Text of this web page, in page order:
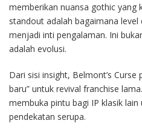
memberikan nuansa gothic yang
standout adalah bagaimana
menjadi inti pengalaman. Ini
adalah evolusi.
Dari sisi insight, Belmont’s
baru” untuk revival franchise
membuka pintu bagi IP klasik
pendekatan serupa.